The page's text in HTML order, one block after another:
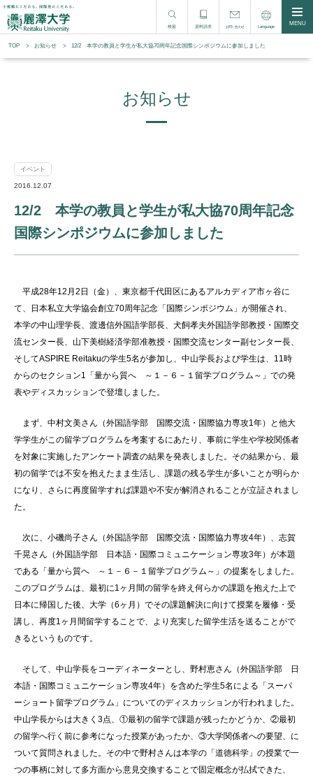
検索 資料請求 お問い合わせ Language MENU
TOP お知らせ 12/2 本学の教員と学生が私大協70周年記念国際シンポジウムに参加しました
お知らせ
イベント
2016.12.07
12/2 本学の教員と学生が私大協70周年記念
国際シンポジウムに参加しました
平成28年12月2日（金）、東京都千代田区にあるアルカディア市ヶ谷に
て、日本私立大学協会創立70周年記念「国際シンポジウム」が開催され、
本学の中山理学長、渡邊信外国語学部長、犬飼孝夫外国語学部教授・国際交
流センター長、山下美樹経済学部准教授・国際交流センター副センター長、
そしてASPIRE Reitakuの学生5名が参加し、中山学長および学生は、11時
からのセクション1「量から質へ ～１－６－１留学プログラム～」での発
表やディスカッションで登壇しました。
まず、中村文美さん（外国語学部 国際交流・国際協力専攻1年）と他大
学学生がこの留学プログラムを考案するにあたり、事前に学生や学校関係者
を対象に実施したアンケート調査の結果を発表しました。その結果から、最
初の留学では不安を抱えたまま生活し、課題の残る学生が多いことが明らか
になり、さらに再度留学すれば課題や不安が解消されることが立証されまし
た。
次に、小磯尚子さん（外国語学部 国際交流・国際協力専攻4年）、志賀
千晃さん（外国語学部 日本語・国際コミュニケーション専攻3年）が本題
である「量から質へ ～１－６－１留学プログラム～」の提案をしました。
このプログラムは、最初に1ヶ月間の留学を終え何らかの課題を抱えた上で
日本に帰国した後、大学（6ヶ月）でその課題解決に向けて授業を履修・受
講し、再度1ヶ月間留学することで、より充実した留学生活を送ることがで
きるというものです。
そして、中山学長をコーディネーターとし、野村恵さん（外国語学部 日
本語・国際コミュニケーション専攻4年）を含めた学生5名による「スーパ
ーショート留学プログラム」についてのディスカッションが行われました。
中山学長からは大きく3点、①最初の留学で課題が残ったかどうか、②最初
の留学へ行く前に参考になった授業があったか、③大学関係者への要望、に
ついて質問されました。その中で野村さんは本学の「道徳科学」の授業で一
つの事柄に対して多方面から意見交換することで固定概念が払拭できた、